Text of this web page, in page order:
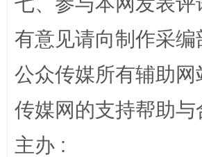
“蜀中异人”王建安的艺术幻境
有意见请向制作采
公众传媒所有辅助
传媒网的支持帮助
主办 :